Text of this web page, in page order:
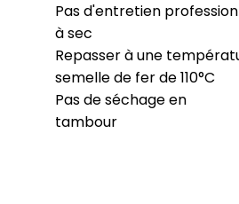
Pas d'entretien
à sec
Repasser à une
semelle de fer de 110°C
Pas de séchage en
tambour